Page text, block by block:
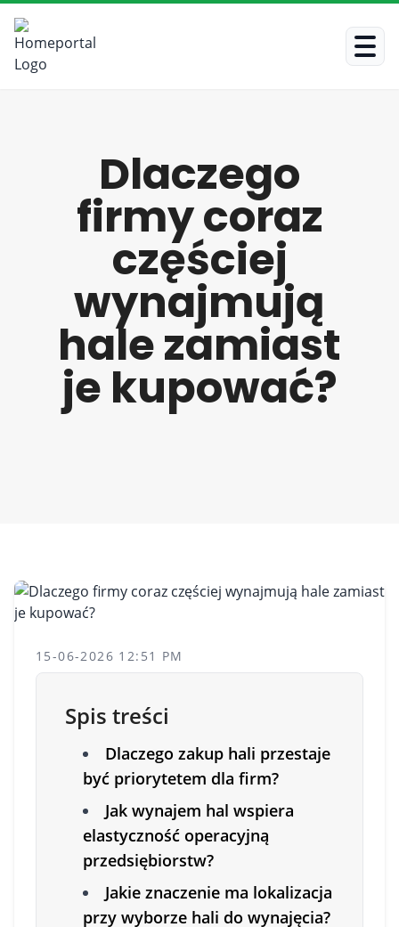
Dlaczego
firmy coraz
częściej
wynajmują
hale zamiast
je kupować?
15-06-2026 12:51 PM
Spis treści
Dlaczego zakup hali przestaje
być priorytetem dla firm?
Jak wynajem hal wspiera
elastyczność operacyjną
przedsiębiorstw?
Jakie znaczenie ma lokalizacja
przy wyborze hali do wynajęcia?